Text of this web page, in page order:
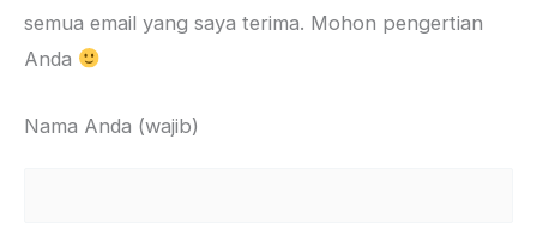
semua email yang saya terima. Mohon pengertian
Anda
Nama Anda (wajib)